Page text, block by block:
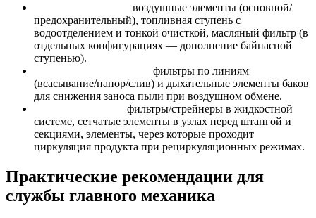
воздушные элементы (основной/
предохранительный), топливная ступень с
водоотделением и тонкой очисткой, масляный фильтр (в
отдельных конфигурациях — дополнение байпасной
ступенью).
фильтры по линиям
(всасывание/напор/слив) и дыхательные элементы баков
для снижения заноса пыли при воздушном обмене.
фильтры/стрейнеры в жидкостной
системе, сетчатые элементы в узлах перед штангой и
секциями, элементы, через которые проходит
циркуляция продукта при рециркуляционных режимах.
Практические рекомендации для
службы главного механика